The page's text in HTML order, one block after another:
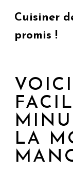
Cuisiner
promis !
LA